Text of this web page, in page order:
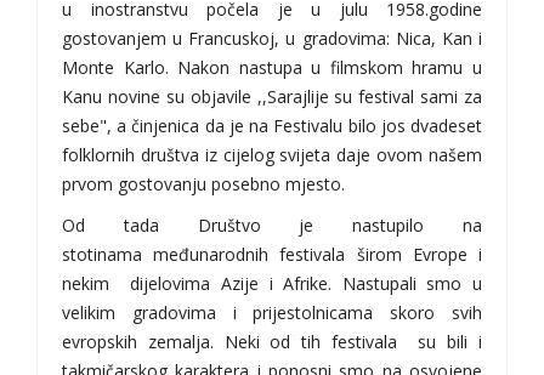
u inostranstvu počela je u julu 1958.godine
gostovanjem u Francuskoj, u gradovima: Nica, Kan i
Monte Karlo. Nakon nastupa u filmskom hramu u
Kanu novine su objavile ,,Sarajlije su festival sami za
sebe", a činjenica da je na Festivalu bilo jos dvadeset
folklornih društva iz cijelog svijeta daje ovom našem
prvom gostovanju posebno mjesto.
Od tada Društvo je nastupilo na
stotinama međunarodnih festivala širom Evrope i
nekim dijelovima Azije i Afrike. Nastupali smo u
velikim gradovima i prijestolnicama skoro svih
evropskih zemalja. Neki od tih festivala su bili i